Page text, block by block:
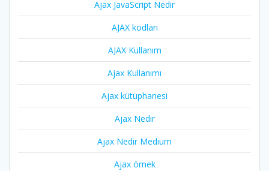
Ajax JavaScript Nedir
AJAX kodları
AJAX Kullanım
Ajax Kullanımı
Ajax kütüphanesi
Ajax Nedir
Ajax Nedir Medium
Ajax örnek